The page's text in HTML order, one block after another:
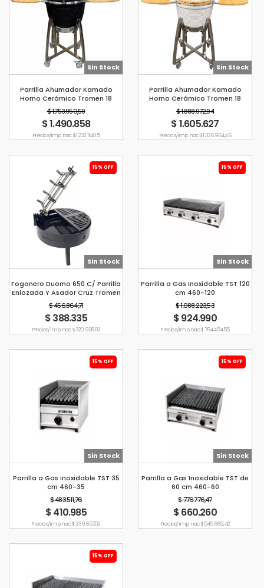
Sin Stock
Parrilla Ahumador Kamado
Horno Cerámico Tromen 18
Negro Brillante
$ 1.753.950,59
$ 1.490.858
Precio s/imp. nac. $ 1.232.114,05
Sin Stock
Parrilla Ahumador Kamado
Horno Cerámico Tromen 18
Blanco
$ 1.888.972,94
$ 1.605.627
Precio s/imp. nac. $ 1.326.964,46
15% OFF
Sin Stock
Fogonero Duomo 650 C/ Parrilla
Enlozada Y Asador Cruz Tromen
Negro
$ 456.864,71
$ 388.335
Precio s/imp. nac. $ 320.938,02
15% OFF
Sin Stock
Parrilla a Gas Inoxidable TST 120
cm 460-120
$ 1.088.223,53
$ 924.990
Precio s/imp. nac. $ 764.454,55
15% OFF
Sin Stock
Parrilla a Gas inoxidable TST 35
cm 460-35
$ 483.511,76
$ 410.985
Precio s/imp. nac. $ 339.657,02
15% OFF
Sin Stock
Parrilla a Gas Inoxidable TST de
60 cm 460-60
$ 776.776,47
$ 660.260
Precio s/imp. nac. $ 545.669,42
15% OFF